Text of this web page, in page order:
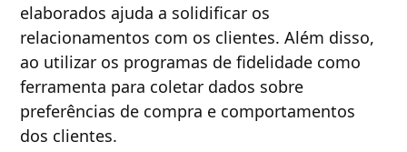
elaborados ajuda a solidificar os
relacionamentos com os clientes. Além disso,
ao utilizar os programas de fidelidade como
ferramenta para coletar dados sobre
preferências de compra e comportamentos
dos clientes.